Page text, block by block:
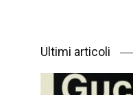
Ultimi articoli